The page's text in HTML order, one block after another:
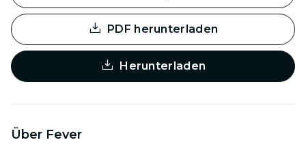
PDF herunterladen
Herunterladen
Über Fever